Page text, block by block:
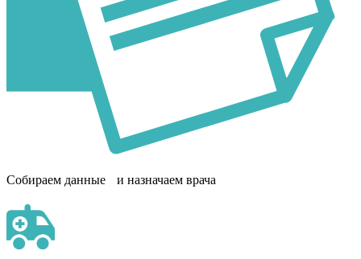
Собираем данные и назначаем врача